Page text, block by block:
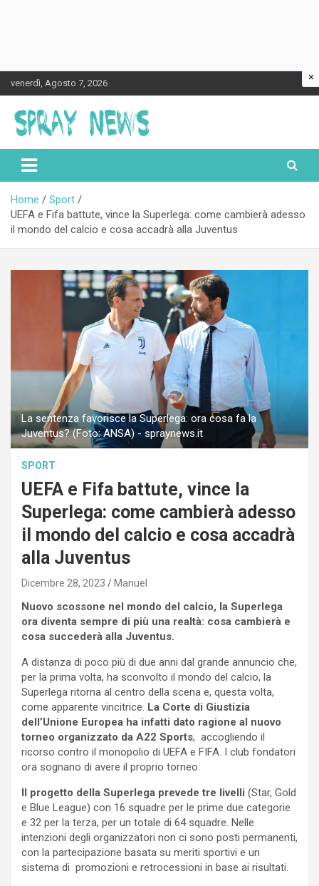
to
content
venerdì, Agosto 7, 2026
Spraynews.it
Home
Sport
UEFA e Fifa battute, vince la Superlega: come cambierà adesso
il mondo del calcio e cosa accadrà alla Juventus
La sentenza favorisce la Superlega: ora cosa fa la
Juventus? (Foto: ANSA) - spraynews.it
SPORT
UEFA e Fifa battute, vince la
Superlega: come cambierà adesso
il mondo del calcio e cosa accadrà
alla Juventus
Dicembre 28, 2023 Manuel
Nuovo scossone nel mondo del calcio, la Superlega
ora diventa sempre di più una realtà: cosa cambierà e
cosa succederà alla Juventus.
A distanza di poco più di due anni dal grande annuncio che,
per la prima volta, ha sconvolto il mondo del calcio, la
Superlega ritorna al centro della scena e, questa volta,
come apparente vincitrice. La Corte di Giustizia
dell’Unione Europea ha infatti dato ragione al nuovo
torneo organizzato da A22 Sports, accogliendo il
ricorso contro il monopolio di UEFA e FIFA. I club fondatori
ora sognano di avere il proprio torneo.
Il progetto della Superlega prevede tre livelli (Star, Gold
e Blue League) con 16 squadre per le prime due categorie
e 32 per la terza, per un totale di 64 squadre. Nelle
intenzioni degli organizzatori non ci sono posti permanenti,
con la partecipazione basata su meriti sportivi e un
sistema di promozioni e retrocessioni in base ai risultati.
×